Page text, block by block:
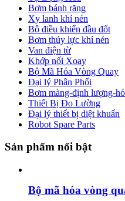
Bơm bánh răng
Xy lanh khí nén
Bộ điều khiển đầu đốt
Bơm thủy lực khí nén
Van điện từ
Khớp nối Xoay
Bộ Mã Hóa Vòng Quay
Đại lý Phân Phối
Bơm màng-định lượng-
Thiết Bị Đo Lường
Đại lý thiết bị diệt khuẩn
Robot Spare Parts
Sản phẩm nổi bật
Bộ mã hóa vòng